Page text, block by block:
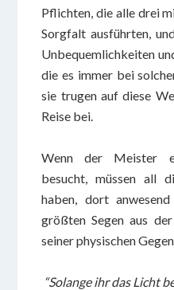
Pflichten, die alle drei
Sorgfalt ausführten,
Unbequemlichkeiten
die es immer bei
sie trugen auf diese
Reise bei.
Wenn der Meister
besucht, müssen all
haben, dort
größten Segen aus
seiner physischen
“Solange ihr das Licht